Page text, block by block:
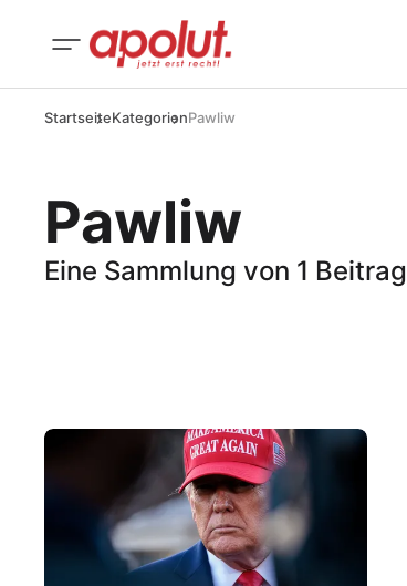
StartseiteKategorienPawliw
Pawliw
Eine Sammlung von 1 Beitrag